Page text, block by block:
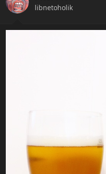
libnetoholik